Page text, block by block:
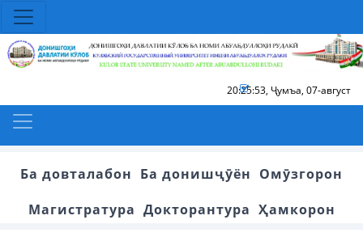
20:25:53, Ҷумъа, 07-август
Ба довталабон Ба донишҷӯён Омӯзгорон
Магистратура Докторантура Ҳамкорон